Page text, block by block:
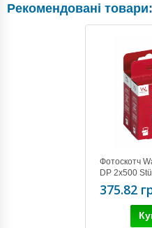
Рекомендовані товари:
Фотоскотч
DP 2x500
375.82